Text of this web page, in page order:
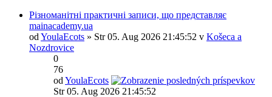
Різноманітні практичні записи, що представляє
mainacademy.ua
od YoulaEcots » Str 05. Aug 2026 21:45:52 v Košeca a
Nozdrovice
0
76
od YoulaEcots
Str 05. Aug 2026 21:45:52